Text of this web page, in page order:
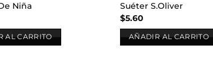
Niña
AL CARRITO
Suéter S.Oliver
$5.60
AÑADIR AL CARRITO